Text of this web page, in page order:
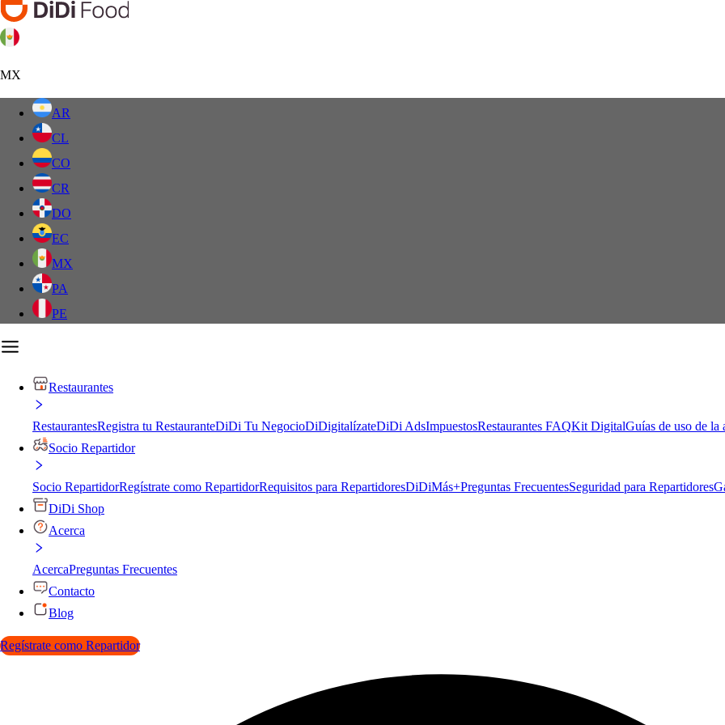
MX
AR
CL
CO
CR
DO
EC
MX
PA
PE
Restaurantes
RestaurantesRegistra tu RestauranteDiDi Tu NegocioDiDigitalízateDiDi AdsImpuestosRestaurantes FAQKit DigitalGuías de uso de la
Socio Repartidor
Socio RepartidorRegístrate como RepartidorRequisitos para RepartidoresDiDiMás+Preguntas FrecuentesSeguridad para Repartidores
DiDi Shop
Acerca
AcercaPreguntas Frecuentes
Contacto
Blog
Regístrate como Repartidor